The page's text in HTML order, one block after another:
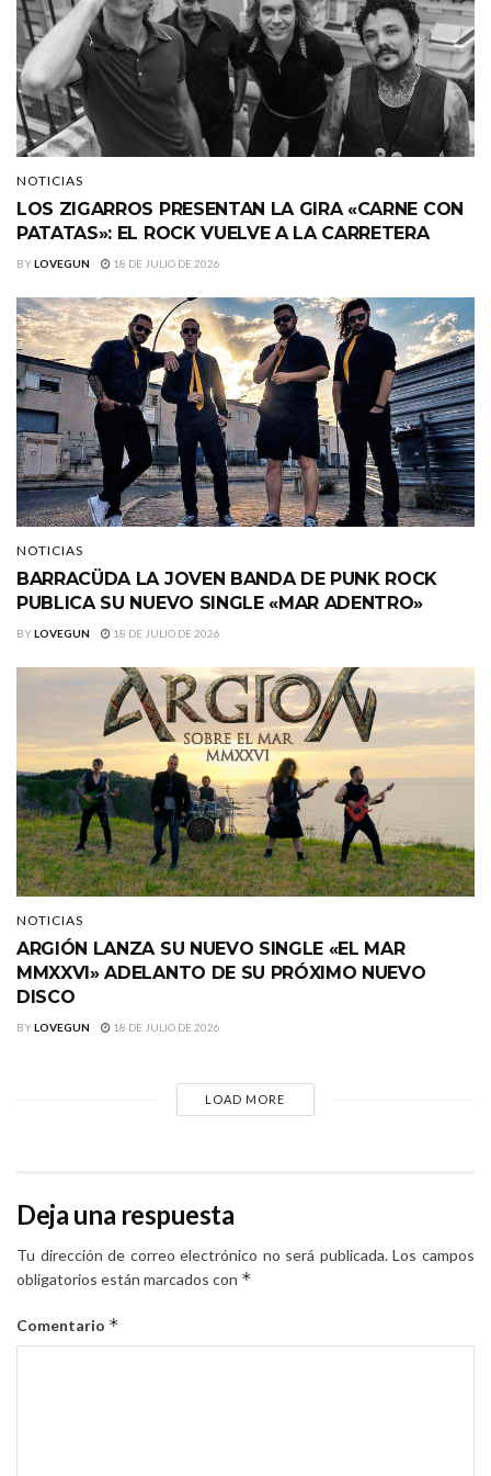
NOTICIAS
LOS ZIGARROS PRESENTAN LA GIRA «CARNE CON
PATATAS»: EL ROCK VUELVE A LA CARRETERA
BYLOVEGUN 18 DE JULIO DE 2026
NOTICIAS
BARRACÜDA LA JOVEN BANDA DE PUNK ROCK
PUBLICA SU NUEVO SINGLE «MAR ADENTRO»
BYLOVEGUN 18 DE JULIO DE 2026
NOTICIAS
ARGIÓN LANZA SU NUEVO SINGLE «EL MAR
MMXXVI» ADELANTO DE SU PRÓXIMO NUEVO
DISCO
BYLOVEGUN 18 DE JULIO DE 2026
LOAD MORE
Deja una respuesta
Tu dirección de correo electrónico no será publicada. Los campos
obligatorios están marcados con *
Comentario *